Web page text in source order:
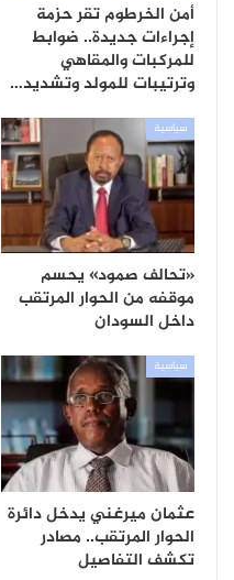
أمن الخرطوم تقر حزمة
إجراءات جديدة.. ضوابط
للمركبات والمقاهي
وترتيبات للمولد وتشديد…
سياسية
«تحالف صمود» يحسم
موقفه من الحوار المرتقب
داخل السودان
سياسية
عثمان ميرغني يدخل دائرة
الحوار المرتقب.. مصادر
تكشف التفاصيل